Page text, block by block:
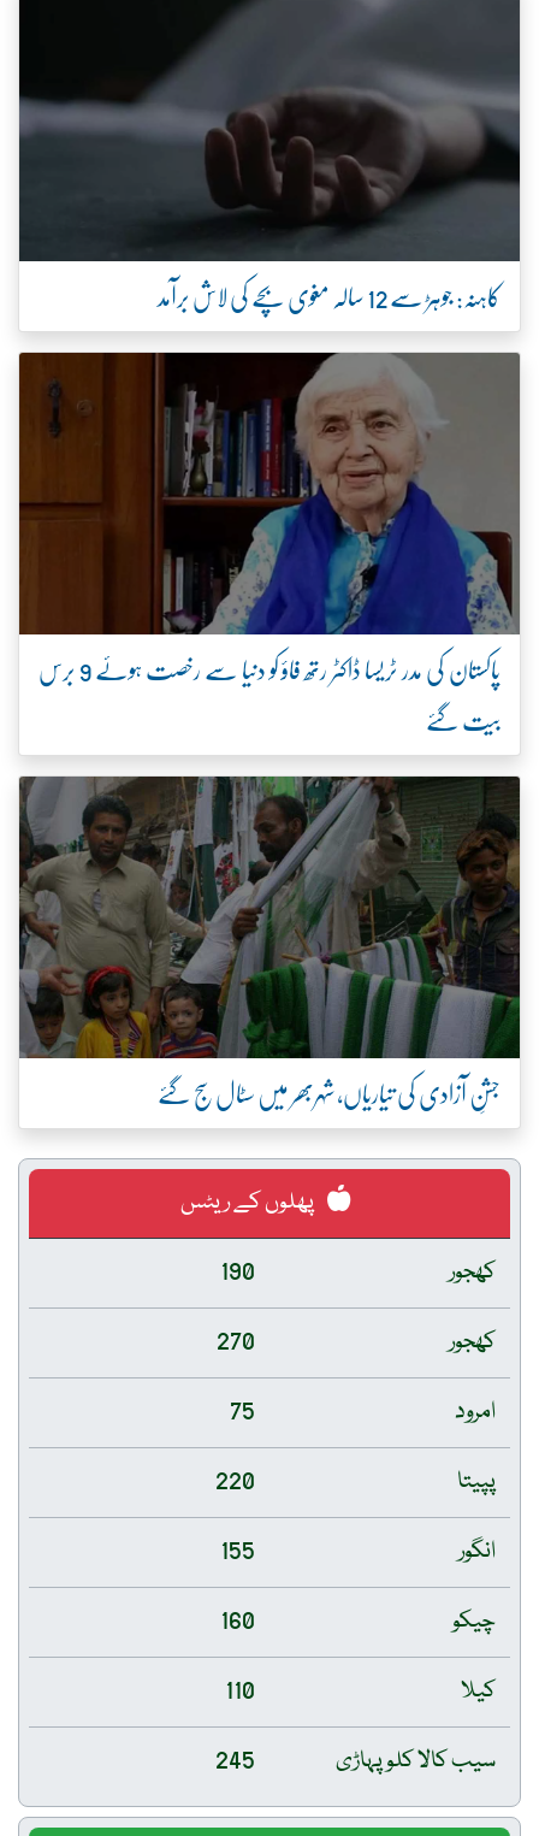
کاہنہ: جوہڑ سے 12 سالہ مغوی بچے کی لاش برآمد
پاکستان کی مدر ٹریسا ڈاکٹر رتھ فاؤ کو دنیا سے رخصت ہوئے 9 برس
بیت گئے
جشنِ آزادی کی تیاریاں، شہربھر میں سٹال سج گئے
پھلوں کے ریٹس
کھجور
190
کھجور
270
امرود
75
پپیتا
220
انگور
155
چیکو
160
کیلا
110
سیب کالا کلو پہاڑی
245